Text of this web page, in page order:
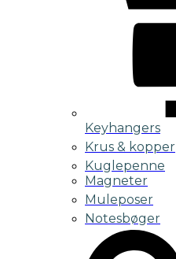
Keyhangers
Krus & kopper
Kuglepenne
Magneter
Muleposer
Notesbøger